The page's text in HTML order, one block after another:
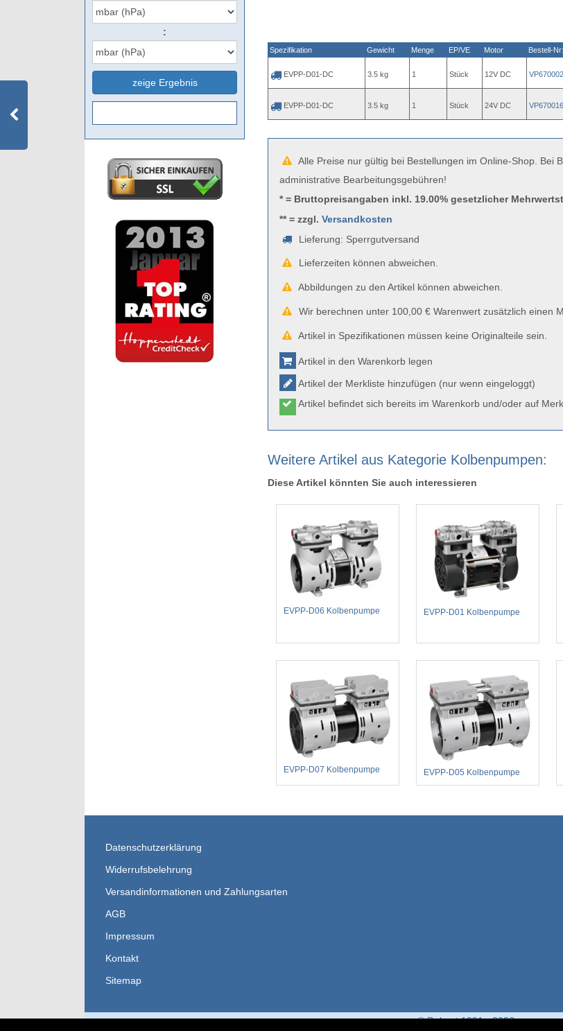
:
zeige Ergebnis
Spezifikation Gewicht Menge EP/VE Motor Bestell-Nr:
EVPP-D01-DC 3.5 kg 1 Stück 12V DC VP670002
EVPP-D01-DC 3.5 kg 1 Stück 24V DC VP670016
Alle Preise nur gültig bei Bestellungen im Online-Shop. Bei
administrative Bearbeitungsgebühren!
* = Bruttopreisangaben inkl. 19.00% gesetzlicher
** = zzgl.Versandkosten
Lieferung: Sperrgutversand
Lieferzeiten können abweichen.
Abbildungen zu den Artikel können abweichen.
Wir berechnen unter 100,00 € Warenwert zusätzlich einen
Artikel in Spezifikationen müssen keine Originalteile sein.
Artikel in den Warenkorb legen
Artikel der Merkliste hinzufügen (nur wenn eingeloggt)
Artikel befindet sich bereits im Warenkorb und/oder auf
Weitere Artikel aus Kategorie Kolbenpumpen:
Diese Artikel könnten Sie auch interessieren
EVPP-D06 Kolbenpumpe EVPP-D01 Kolbenpumpe
EVPP-D07 Kolbenpumpe EVPP-D05 Kolbenpumpe
Datenschutzerklärung
Widerrufsbelehrung
Versandinformationen und Zahlungsarten
AGB
Impressum
Kontakt
Sitemap
© Dekont 1991 - 2026